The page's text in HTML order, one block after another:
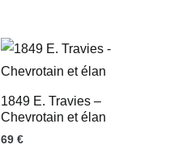
1849 E. Travies –
Chevrotain et élan
69 €